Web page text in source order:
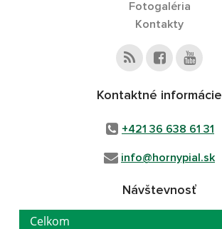
Fotogaléria
Kontakty
Kontaktné informácie
+421 36 638 61 31
info@hornypial.sk
Návštevnosť